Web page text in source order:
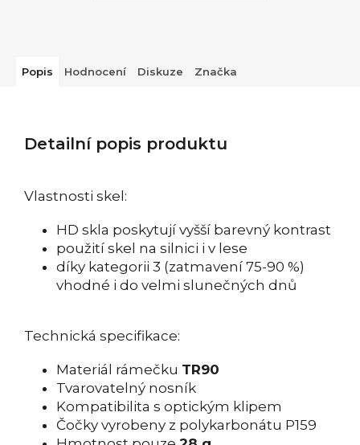
Popis Hodnocení Diskuze Značka
Detailní popis produktu
Vlastnosti skel:
HD skla poskytují vyšší barevný kontrast
použití skel na silnici i v lese
díky kategorii 3 (zatmavení 75-90 %)
vhodné i do velmi slunečných dnů
Technická specifikace:
Materiál rámečku TR90
Tvarovatelný nosník
Kompatibilita s optickým klipem
Čočky vyrobeny z polykarbonátu P159